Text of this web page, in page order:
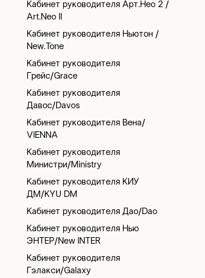
Кабинет руководителя Арт.Нео 2 /
Art.Neo II
Кабинет руководителя Ньютон /
New.Tone
Кабинет руководителя
Грейс/Grace
Кабинет руководителя
Давос/Davos
Кабинет руководителя Вена/
VIENNA
Кабинет руководителя
Министри/Ministry
Кабинет руководителя КИУ
ДМ/KYU DM
Кабинет руководителя Дао/Dao
Кабинет руководителя Нью
ЭНТЕР/New INTER
Кабинет руководителя
Гэлакси/Galaxy